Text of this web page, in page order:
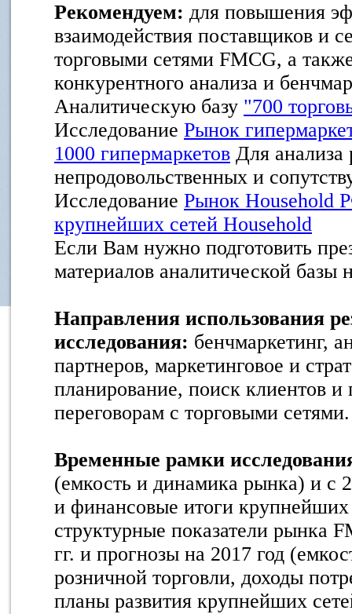
Рекомендуем: для повышения
взаимодействия поставщиков и
торговыми сетями FMCG, а
конкурентного анализа и
Аналитическую базу "700
Исследование Рынок
1000 гипермаркетов Для анализа
непродовольственных и
Исследование Рынок Household
крупнейших сетей Household
Если Вам нужно подготовить
материалов аналитической базы
Направления использования
исследования: бенчмаркетинг,
партнеров, маркетинговое и
планирование, поиск клиентов и
переговорам с торговыми сетями.
Временные рамки
(емкость и динамика рынка) и с
и финансовые итоги
структурные показатели рынка
гг. и прогнозы на 2017 год
розничной торговли, доходы
планы развития крупнейших